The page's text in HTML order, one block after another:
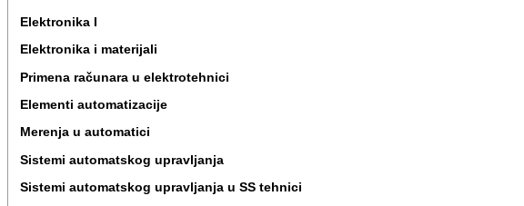
Elektronika I
Elektronika i materijali
Primena računara u elektrotehnici
Elementi automatizacije
Merenja u automatici
Sistemi automatskog upravljanja
Sistemi automatskog upravljanja u SS tehnici